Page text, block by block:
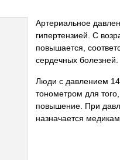
Артериальное
гипертензией. С
повышается,
сердечных болезней.
Люди с давлением
тонометром для
повышение. При
назначается